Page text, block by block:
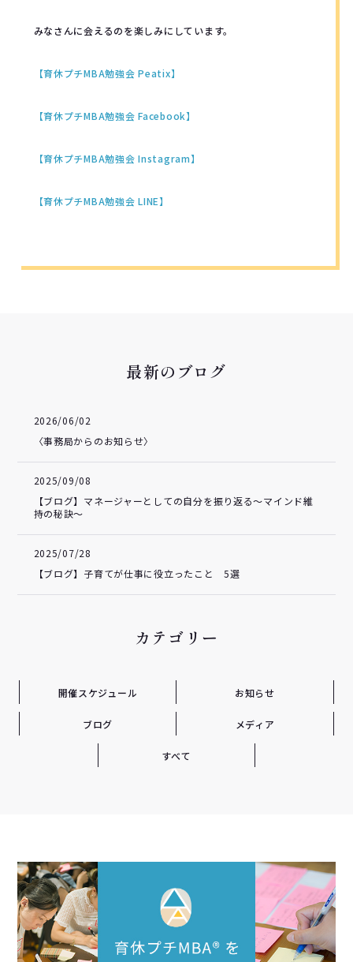
みなさんに会えるのを楽しみにしています。
【育休プチMBA勉強会 Peatix】
【育休プチMBA勉強会 Facebook】
【育休プチMBA勉強会 Instagram】
【育休プチMBA勉強会 LINE】
最新のブログ
2026/06/02
〈事務局からのお知らせ〉
2025/09/08
【ブログ】マネージャーとしての自分を振り返る～マインド維
持の秘訣～
2025/07/28
【ブログ】子育てが仕事に役立ったこと 5選
カテゴリー
開催スケジュール お知らせ
ブログ メディア
すべて